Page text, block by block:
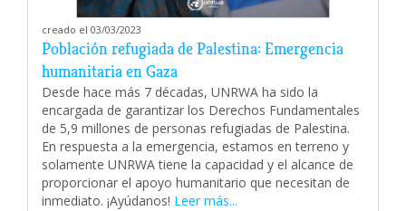
creado el 03/03/2023
Población refugiada de Palestina: Emergencia
humanitaria en Gaza
Desde hace más 7 décadas, UNRWA ha sido la
encargada de garantizar los Derechos Fundamentales
de 5,9 millones de personas refugiadas de Palestina.
En respuesta a la emergencia, estamos en terreno y
solamente UNRWA tiene la capacidad y el alcance de
proporcionar el apoyo humanitario que necesitan de
inmediato. ¡Ayúdanos! Leer más...